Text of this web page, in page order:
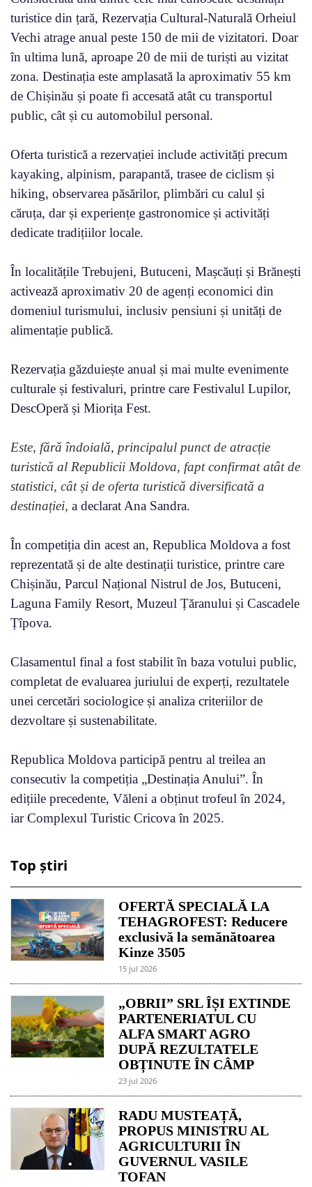
turistice din țară, Rezervația Cultural-Naturală Orheiul
Vechi atrage anual peste 150 de mii de vizitatori. Doar
în ultima lună, aproape 20 de mii de turiști au vizitat
zona. Destinația este amplasată la aproximativ 55 km
de Chișinău și poate fi accesată atât cu transportul
public, cât și cu automobilul personal.
Oferta turistică a rezervației include activități precum
kayaking, alpinism, parapantă, trasee de ciclism și
hiking, observarea păsărilor, plimbări cu calul și
căruța, dar și experiențe gastronomice și activități
dedicate tradițiilor locale.
În localitățile Trebujeni, Butuceni, Mașcăuți și Brănești
activează aproximativ 20 de agenți economici din
domeniul turismului, inclusiv pensiuni și unități de
alimentație publică.
Rezervația găzduiește anual și mai multe evenimente
culturale și festivaluri, printre care Festivalul Lupilor,
DescOperă și Miorița Fest.
Este, fără îndoială, principalul punct de atracție
turistică al Republicii Moldova, fapt confirmat atât de
statistici, cât și de oferta turistică diversificată a
destinației, a declarat Ana Sandra.
În competiția din acest an, Republica Moldova a fost
reprezentată și de alte destinații turistice, printre care
Chișinău, Parcul Național Nistrul de Jos, Butuceni,
Laguna Family Resort, Muzeul Țăranului și Cascadele
Țîpova.
Clasamentul final a fost stabilit în baza votului public,
completat de evaluarea juriului de experți, rezultatele
unei cercetări sociologice și analiza criteriilor de
dezvoltare și sustenabilitate.
Republica Moldova participă pentru al treilea an
consecutiv la competiția „Destinația Anului”. În
edițiile precedente, Văleni a obținut trofeul în 2024,
iar Complexul Turistic Cricova în 2025.
Top știri
OFERTĂ SPECIALĂ LA
TEHAGROFEST: Reducere
exclusivă la semănătoarea
Kinze 3505
15 jul 2026
„OBRII” SRL ÎȘI EXTINDE
PARTENERIATUL CU
ALFA SMART AGRO
DUPĂ REZULTATELE
OBȚINUTE ÎN CÂMP
23 jul 2026
RADU MUSTEAȚĂ,
PROPUS MINISTRU AL
AGRICULTURII ÎN
GUVERNUL VASILE
TOFAN